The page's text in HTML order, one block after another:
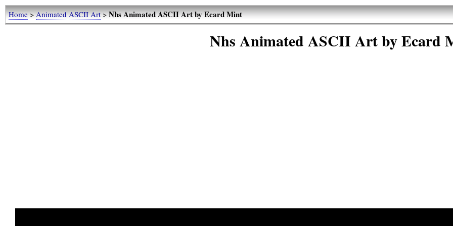
Home>Animated ASCII Art>Nhs Animated ASCII Art by Ecard Mint
Nhs Animated ASCII Art by Ecard